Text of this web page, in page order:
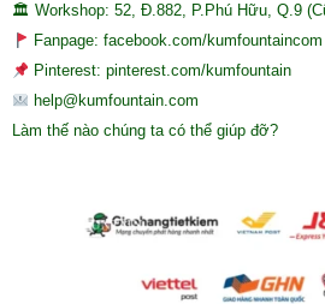
🏛 Workshop: 52, Đ.882, P.Phú Hữu, Q.9
Fanpage: facebook.com/kumfountaincom
Pinterest: pinterest.com/kumfountain
help@kumfountain.com
Làm thế nào chúng ta có thể giúp đỡ?